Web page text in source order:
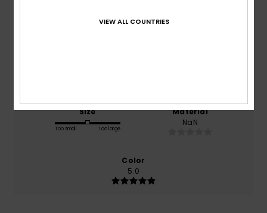
1 verified reviewssince joulukuuta 2025
Size
Too small Too large
Material
NaN
Color
5.0
VIEW ALL COUNTRIES